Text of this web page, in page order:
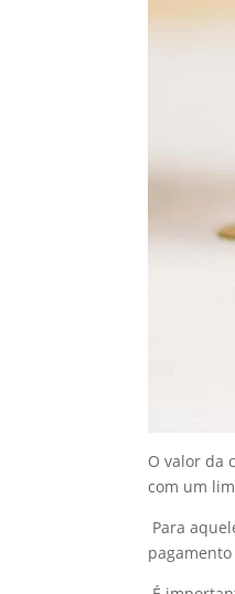
O valor da
com um
Para